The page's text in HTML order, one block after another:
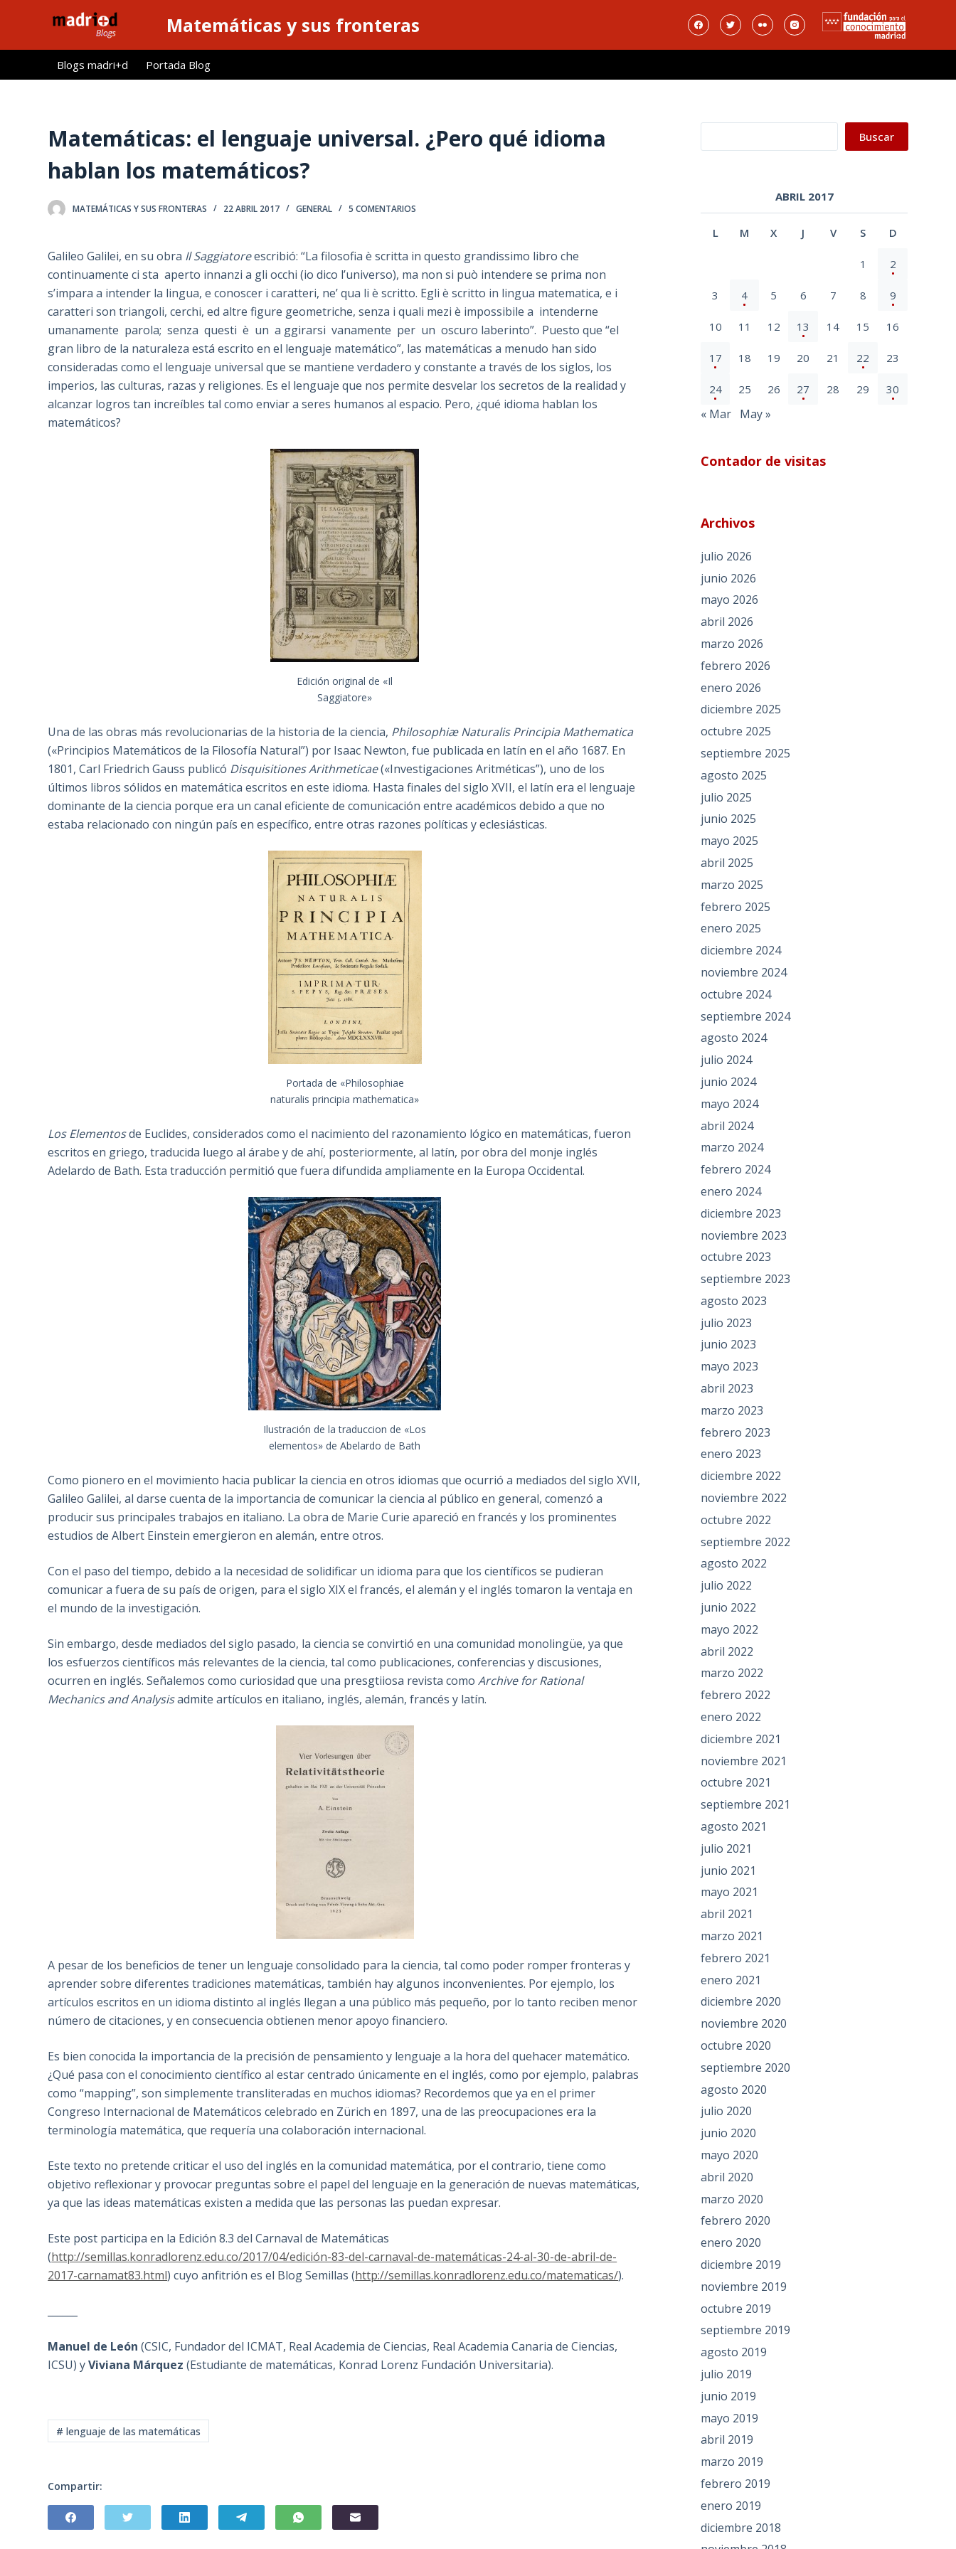
l
Matemáticas y sus fronteras
Blogs madri+d Portada Blog
Matemáticas: el lenguaje universal. ¿Pero qué idioma
hablan los matemáticos?
MATEMÁTICAS Y SUS FRONTERAS 22 ABRIL 2017 GENERAL 5 COMENTARIOS
Galileo Galilei, en su obra Il Saggiatoreescribió: “La filosofia è scritta in questo grandissimo libro che
continuamente ci sta aperto innanzi a gli occhi (io dico l’universo), ma non si può intendere se prima non
s’impara a intender la lingua, e conoscer i caratteri, ne’ qua li è scritto. Egli è scritto in lingua matematica, e i
caratteri son triangoli, cerchi, ed altre figure geometriche, senza i quali mezi è impossibile a intenderne
umanamente parola; senza questi è un a ggirarsi vanamente per un oscuro laberinto”. Puesto que “el
gran libro de la naturaleza está escrito en el lenguaje matemático”, las matemáticas a menudo han sido
consideradas como el lenguaje universal que se mantiene verdadero y constante a través de los siglos, los
imperios, las culturas, razas y religiones. Es el lenguaje que nos permite desvelar los secretos de la realidad y
alcanzar logros tan increíbles tal como enviar a seres humanos al espacio. Pero, ¿qué idioma hablan los
matemáticos?
Edición original de «Il
Saggiatore»
Una de las obras más revolucionarias de la historia de la ciencia, Philosophiæ Naturalis Principia Mathematica
(«Principios Matemáticos de la Filosofía Natural”) por Isaac Newton, fue publicada en latín en el año 1687. En
1801, Carl Friedrich Gauss publicó Disquisitiones Arithmeticae(«Investigaciones Aritméticas”), uno de los
últimos libros sólidos en matemática escritos en este idioma. Hasta finales del siglo XVII, el latín era el lenguaje
dominante de la ciencia porque era un canal eficiente de comunicación entre académicos debido a que no
estaba relacionado con ningún país en específico, entre otras razones políticas y eclesiásticas.
Portada de «Philosophiae
naturalis principia mathematica»
Los Elementosde Euclides, considerados como el nacimiento del razonamiento lógico en matemáticas, fueron
escritos en griego, traducida luego al árabe y de ahí, posteriormente, al latín, por obra del monje inglés
Adelardo de Bath. Esta traducción permitió que fuera difundida ampliamente en la Europa Occidental.
Ilustración de la traduccion de «Los
elementos» de Abelardo de Bath
Como pionero en el movimiento hacia publicar la ciencia en otros idiomas que ocurrió a mediados del siglo XVII,
Galileo Galilei, al darse cuenta de la importancia de comunicar la ciencia al público en general, comenzó a
producir sus principales trabajos en italiano. La obra de Marie Curie apareció en francés y los prominentes
estudios de Albert Einstein emergieron en alemán, entre otros.
Con el paso del tiempo, debido a la necesidad de solidificar un idioma para que los científicos se pudieran
comunicar a fuera de su país de origen, para el siglo XIX el francés, el alemán y el inglés tomaron la ventaja en
el mundo de la investigación.
Sin embargo, desde mediados del siglo pasado, la ciencia se convirtió en una comunidad monolingüe, ya que
los esfuerzos científicos más relevantes de la ciencia, tal como publicaciones, conferencias y discusiones,
ocurren en inglés. Señalemos como curiosidad que una presgtiiosa revista comoArchive for Rational
Mechanics and Analysisadmite artículos en italiano, inglés, alemán, francés y latín.
A pesar de los beneficios de tener un lenguaje consolidado para la ciencia, tal como poder romper fronteras y
aprender sobre diferentes tradiciones matemáticas, también hay algunos inconvenientes. Por ejemplo, los
artículos escritos en un idioma distinto al inglés llegan a una público más pequeño, por lo tanto reciben menor
número de citaciones, y en consecuencia obtienen menor apoyo financiero.
Es bien conocida la importancia de la precisión de pensamiento y lenguaje a la hora del quehacer matemático.
¿Qué pasa con el conocimiento científico al estar centrado únicamente en el inglés, como por ejemplo, palabras
como “mapping”, son simplemente transliteradas en muchos idiomas? Recordemos que ya en el primer
Congreso Internacional de Matemáticos celebrado en Zürich en 1897, una de las preocupaciones era la
terminología matemática, que requería una colaboración internacional.
Este texto no pretende criticar el uso del inglés en la comunidad matemática, por el contrario, tiene como
objetivo reflexionar y provocar preguntas sobre el papel del lenguaje en la generación de nuevas matemáticas,
ya que las ideas matemáticas existen a medida que las personas las puedan expresar.
Este post participa en la Edición 8.3 del Carnaval de Matemáticas
(http://semillas.konradlorenz.edu.co/2017/04/edición-83-del-carnaval-de-matemáticas-24-al-30-de-abril-de-
2017-carnamat83.html) cuyo anfitrión es el Blog Semillas (http://semillas.konradlorenz.edu.co/matematicas/).
Manuel de León (CSIC, Fundador del ICMAT, Real Academia de Ciencias, Real Academia Canaria de Ciencias,
ICSU) yViviana Márquez(Estudiante de matemáticas, Konrad Lorenz Fundación Universitaria).
# lenguaje de las matemáticas
Compartir:
Buscar
ABRIL 2017
L M X J V S D
1 2
3 4 5 6 7 8 9
10 11 12 13 14 15 16
17 18 19 20 21 22 23
24 25 26 27 28 29 30
« Mar May »
Contador de visitas
Archivos
julio 2026
junio 2026
mayo 2026
abril 2026
marzo 2026
febrero 2026
enero 2026
diciembre 2025
octubre 2025
septiembre 2025
agosto 2025
julio 2025
junio 2025
mayo 2025
abril 2025
marzo 2025
febrero 2025
enero 2025
diciembre 2024
noviembre 2024
octubre 2024
septiembre 2024
agosto 2024
julio 2024
junio 2024
mayo 2024
abril 2024
marzo 2024
febrero 2024
enero 2024
diciembre 2023
noviembre 2023
octubre 2023
septiembre 2023
agosto 2023
julio 2023
junio 2023
mayo 2023
abril 2023
marzo 2023
febrero 2023
enero 2023
diciembre 2022
noviembre 2022
octubre 2022
septiembre 2022
agosto 2022
julio 2022
junio 2022
mayo 2022
abril 2022
marzo 2022
febrero 2022
enero 2022
diciembre 2021
noviembre 2021
octubre 2021
septiembre 2021
agosto 2021
julio 2021
junio 2021
mayo 2021
abril 2021
marzo 2021
febrero 2021
enero 2021
diciembre 2020
noviembre 2020
octubre 2020
septiembre 2020
agosto 2020
julio 2020
junio 2020
mayo 2020
abril 2020
marzo 2020
febrero 2020
enero 2020
diciembre 2019
noviembre 2019
octubre 2019
septiembre 2019
agosto 2019
julio 2019
junio 2019
mayo 2019
abril 2019
marzo 2019
febrero 2019
enero 2019
diciembre 2018